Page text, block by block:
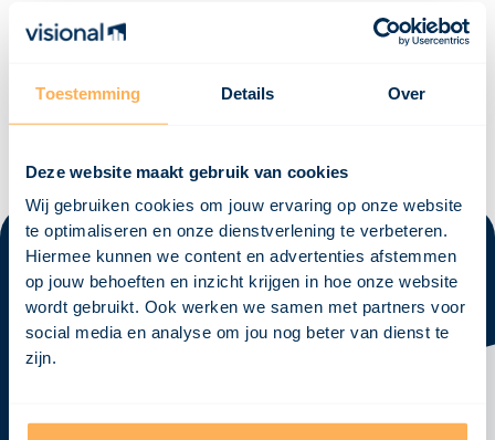
Toestemming Details Over
Deze website maakt gebruik van cookies
Wij gebruiken cookies om jouw ervaring op onze website
te optimaliseren en onze dienstverlening te verbeteren.
Hiermee kunnen we content en advertenties afstemmen
op jouw behoeften en inzicht krijgen in hoe onze website
wordt gebruikt. Ook werken we samen met partners voor
social media en analyse om jou nog beter van dienst te
zijn.
van een schaal op een landkaart kan zijn 1:500.000, wat betekent
dat één centimeter op de kaart 5 kilometer in werkelijkheid
groter dan 1:1.000 gebruikt.
Klaar omjouw visietot leven te
brengen?